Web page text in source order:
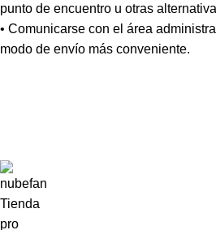
punto de encuentro u otras
• Comunicarse con el área
modo de envío más conveniente.